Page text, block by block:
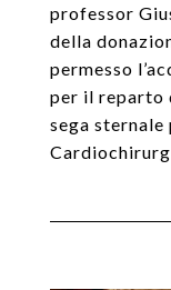
professor
della
permesso
per il reparto
sega